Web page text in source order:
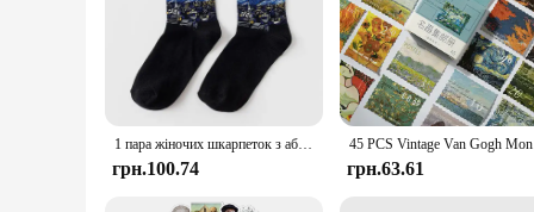
1 пара жіночих шкарпеток з абстрактним олійним живописом у стилі ретро, сучасний Ван Гог, зоряна ніч, щасливий олійний живопис, комфортні шкарпетки для скейтборду
грн.100.74 грн.63.61